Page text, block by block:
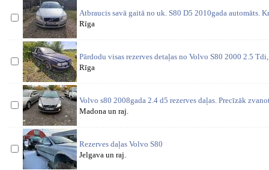
Atbraucis savā gaitā no uk. S80 D5 2010gada automāts.
Rīga
Pārdodu visas rezerves detaļas no Volvo S80 2000 2.5
Rīga
Volvo s80 2008gada 2.4 d5 rezerves daļas. Precīzāk
Madona un raj.
Rezerves daļas Volvo S80
Jelgava un raj.